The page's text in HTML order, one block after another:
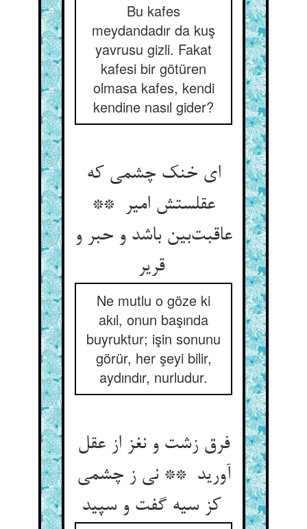
Bu kafes
meydandadır da kuş
yavrusu gizli. Fakat
kafesi bir götüren
olmasa kafes, kendi
kendine nasıl gider?
ای خنک چشمی که
عقلستش امیر **
عاقبت‌بین باشد و حبر و
قریر
Ne mutlu o göze ki
akıl, onun başında
buyruktur; işin sonunu
görür, her şeyi bilir,
aydındır, nurludur.
فرق زشت و نغز از عقل
آورید ** نی ز چشمی
کز سیه گفت و سپید